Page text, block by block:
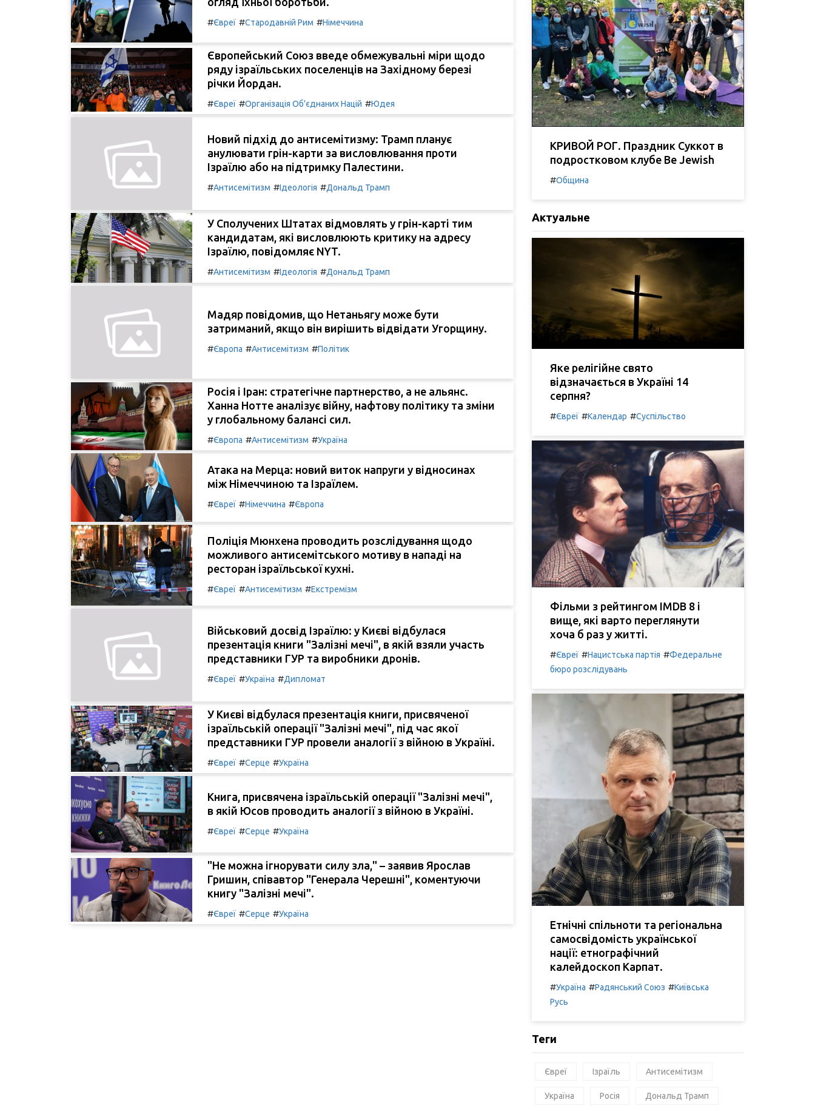
#Євреї #Стародавній Рим #Німеччина
Європейський Союз введе обмежувальні міри щодо
ряду ізраїльських поселенців на Західному березі
річки Йордан.
#Євреї #Організація Об'єднаних Націй #Юдея
Новий підхід до антисемітизму: Трамп планує
анулювати грін-карти за висловлювання проти
Ізраїлю або на підтримку Палестини.
#Антисемітизм #Ідеологія #Дональд Трамп
У Сполучених Штатах відмовлять у грін-карті тим
кандидатам, які висловлюють критику на адресу
Ізраїлю, повідомляє NYT.
#Антисемітизм #Ідеологія #Дональд Трамп
Мадяр повідомив, що Нетаньягу може бути
затриманий, якщо він вирішить відвідати Угорщину.
#Європа #Антисемітизм #Політик
Росія і Іран: стратегічне партнерство, а не альянс.
Ханна Нотте аналізує війну, нафтову політику та зміни
у глобальному балансі сил.
#Європа #Антисемітизм #Україна
Атака на Мерца: новий виток напруги у відносинах
між Німеччиною та Ізраїлем.
#Євреї #Німеччина #Європа
Поліція Мюнхена проводить розслідування щодо
можливого антисемітського мотиву в нападі на
ресторан ізраїльської кухні.
#Євреї #Антисемітизм #Екстремізм
Військовий досвід Ізраїлю: у Києві відбулася
презентація книги "Залізні мечі", в якій взяли участь
представники ГУР та виробники дронів.
#Євреї #Україна #Дипломат
У Києві відбулася презентація книги, присвяченої
ізраїльській операції "Залізні мечі", під час якої
представники ГУР провели аналогії з війною в Україні.
#Євреї #Серце #Україна
Книга, присвячена ізраїльській операції "Залізні мечі",
в якій Юсов проводить аналогії з війною в Україні.
#Євреї #Серце #Україна
"Не можна ігнорувати силу зла," – заявив Ярослав
Гришин, співавтор "Генерала Черешні", коментуючи
книгу "Залізні мечі".
#Євреї #Серце #Україна
КРИВОЙ РОГ. Праздник Суккот в
подростковом клубе Be Jewish
#Община
Актуальне
Яке релігійне свято
відзначається в Україні 14
серпня?
#Євреї #Календар #Суспільство
Фільми з рейтингом IMDB 8 і
вище, які варто переглянути
хоча б раз у житті.
#Євреї #Нацистська партія #Федеральне
бюро розслідувань
Етнічні спільноти та регіональна
самосвідомість української
нації: етнографічний
калейдоскоп Карпат.
#Україна #Радянський Союз #Київська
Русь
Теги
Євреї Ізраїль Антисемітизм
Україна Росія Дональд Трамп